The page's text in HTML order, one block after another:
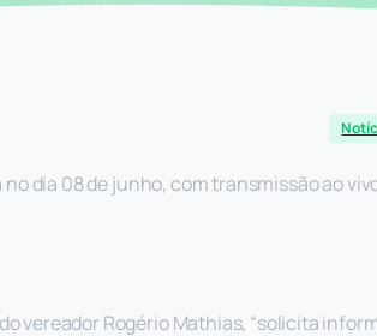
no dia 08 de junho, com transmissão ao
vereador Rogério Mathias, “solicita